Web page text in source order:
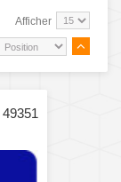
Afficher